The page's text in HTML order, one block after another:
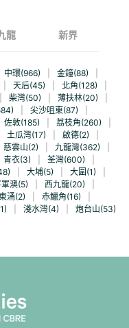
龍 新界
中環(966) 金鐘(88)
天后(45) 北角(128)
柴灣(50) 薄扶林(20)
尖沙咀東(87)
佐敦(185) 荔枝角(260)
土瓜灣(17) 啟德(2)
慈雲山(2) 九龍灣(362)
青衣(3) 荃灣(600)
大埔(5) 大圍(1)
澳(5) 西九龍(20)
涌(2) 赤鱲角(16)
淺水灣(4) 炮台山(53)